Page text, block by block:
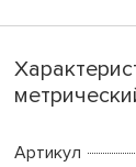
Артикул